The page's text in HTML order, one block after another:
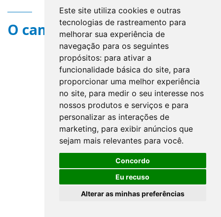
Este site utiliza cookies e outras
tecnologias de rastreamento para
melhorar sua experiência de
navegação para os seguintes
propósitos: para ativar a
funcionalidade básica do site, para
proporcionar uma melhor experiência
no site, para medir o seu interesse nos
nossos produtos e serviços e para
personalizar as interações de
marketing, para exibir anúncios que
sejam mais relevantes para você.
Concordo
Eu recuso
Alterar as minhas preferências
O campo title não existe.